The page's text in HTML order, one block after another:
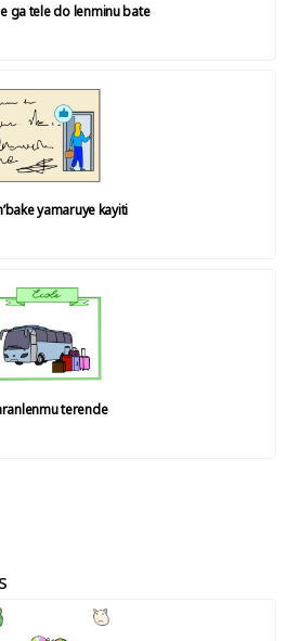
ga tele do lenminu bate
yamaruye kayiti
terende